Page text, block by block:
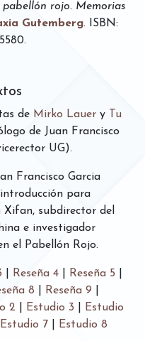
pabellón rojo. Memorias
Gutemberg. ISBN:
de Mirko Lauer y
Tu
de Juan Francisco
UG).
Francisco Garcia
para
subdirector del
e investigador
el Pabellón Rojo.
Reseña 4| Reseña 5
8 Reseña 9
2 Estudio 3
Estudio
Estudio 7 Estudio 8